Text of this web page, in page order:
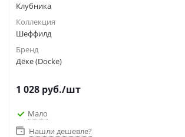
Клубника
Коллекция
Шеффилд
Бренд
Дёке (Docke)
1 028 руб./шт
Мало
Нашли дешевле?